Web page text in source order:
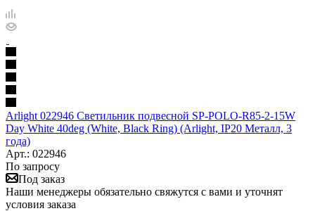
Arlight 022946 Светильник подвесной SP-POLO-R85-2-15W
Day White 40deg (White, Black Ring) (Arlight, IP20 Металл, 3
года)
Арт.: 022946
По запросу
Под заказ
Наши менеджеры обязательно свяжутся с вами и уточнят
условия заказа